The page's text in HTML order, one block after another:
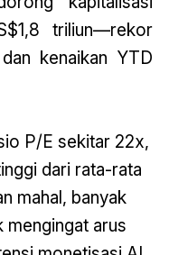
triliun—rekor
kenaikan YTD
P/E sekitar 22x,
dari rata-rata
mahal, banyak
mengingat arus